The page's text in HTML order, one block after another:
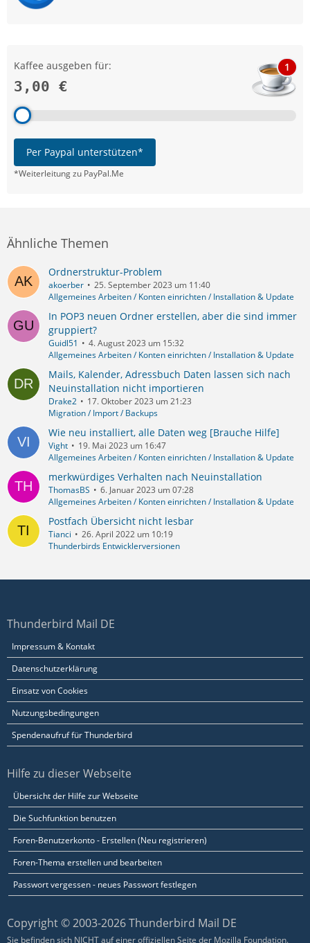
Kaffee ausgeben für:
3,00 €
1
Per Paypal unterstützen*
*Weiterleitung zu PayPal.Me
Ähnliche Themen
Ordnerstruktur-Problem
akoerber
25. September 2023 um 11:40
Allgemeines Arbeiten / Konten einrichten / Installation & Update
In POP3 neuen Ordner erstellen, aber die sind immer
gruppiert?
Guidl51
4. August 2023 um 15:32
Allgemeines Arbeiten / Konten einrichten / Installation & Update
Mails, Kalender, Adressbuch Daten lassen sich nach
Neuinstallation nicht importieren
Drake2
17. Oktober 2023 um 21:23
Migration / Import / Backups
Wie neu installiert, alle Daten weg [Brauche Hilfe]
Vight
19. Mai 2023 um 16:47
Allgemeines Arbeiten / Konten einrichten / Installation & Update
merkwürdiges Verhalten nach Neuinstallation
ThomasBS
6. Januar 2023 um 07:28
Allgemeines Arbeiten / Konten einrichten / Installation & Update
Postfach Übersicht nicht lesbar
Tianci
26. April 2022 um 10:19
Thunderbirds Entwicklerversionen
Thunderbird Mail DE
Impressum & Kontakt
Datenschutzerklärung
Einsatz von Cookies
Nutzungsbedingungen
Spendenaufruf für Thunderbird
Hilfe zu dieser Webseite
Übersicht der Hilfe zur Webseite
Die Suchfunktion benutzen
Foren-Benutzerkonto - Erstellen (Neu registrieren)
Foren-Thema erstellen und bearbeiten
Passwort vergessen - neues Passwort festlegen
Copyright © 2003-2026 Thunderbird Mail DE
Sie befinden sich NICHT auf einer offiziellen Seite der Mozilla Foundation.